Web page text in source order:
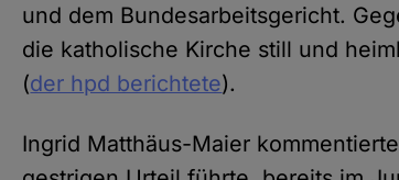
und dem Bundesarbeitsgericht.
die katholische Kirche still und
(der hpd berichtete).
Ingrid Matthäus-Maier